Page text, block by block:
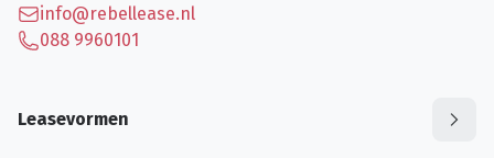
info@rebellease.nl
088 9960101
Leasevormen